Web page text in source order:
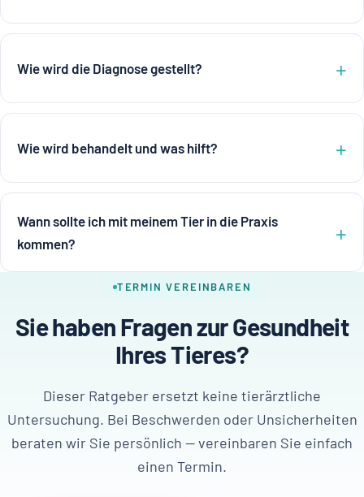
Wie wird die Diagnose gestellt?
Wie wird behandelt und was hilft?
Wann sollte ich mit meinem Tier in die Praxis
kommen?
TERMIN VEREINBAREN
Sie haben Fragen zur Gesundheit
Ihres Tieres?
Dieser Ratgeber ersetzt keine tierärztliche
Untersuchung. Bei Beschwerden oder Unsicherheiten
beraten wir Sie persönlich — vereinbaren Sie einfach
einen Termin.